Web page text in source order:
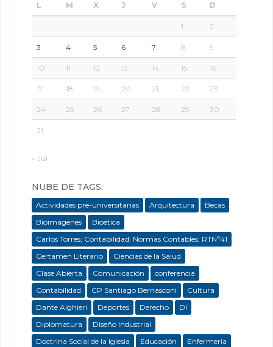
L M X J V S D
1 2
3 4 5 6 7 8 9
10 11 12 13 14 15 16
17 18 19 20 21 22 23
24 25 26 27 28 29 30
31
« Jul
NUBE DE TAGS:
Actividades pre-universitarias Arquitectura
Becas
Bioimágenes
Bioética
Carlos Torres; Contabilidad; Normas Contables; RTNº41
Certamen Literario
Ciencias de la Salud
Clase Abierta
Comunicación
conferencia
Contabilidad
CP Santiago Bernasconi
Cultura
Dante Alghieri
Deportes Derecho
DI
Diplomatura
Diseño Industrial
Doctrina Social de la Iglesia
Educación
Enfermeria